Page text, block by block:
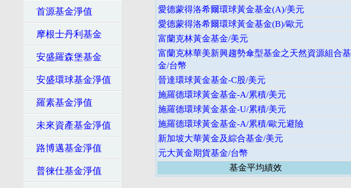
首源基金淨值
摩根士丹利基金
安盛羅森堡基金
安盛環球基金淨值
羅素基金淨值
未來資產基金淨值
路博邁基金淨值
普徠仕基金淨值
愛德蒙得洛希爾環球黃金基金(A)/美元
愛德蒙得洛希爾環球黃金基金(B)/歐元
富蘭克林黃金基金/美元
富蘭克林華美新興趨勢傘型基金之天然資源組合基
金/台幣
晉達環球黃金基金-C股/美元
施羅德環球黃金基金-A/累積/美元
施羅德環球黃金基金-U/累積/美元
施羅德環球黃金基金-A/累積/歐元避險
新加坡大華黃金及綜合基金/美元
元大黃金期貨基金/台幣
基金平均績效